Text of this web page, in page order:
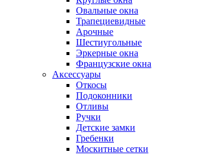
Овальные окна
Трапециевидные
Арочные
Шестиугольные
Эркерные окна
Французские окна
Аксессуары
Откосы
Подоконники
Отливы
Ручки
Детские замки
Гребенки
Москитные сетки